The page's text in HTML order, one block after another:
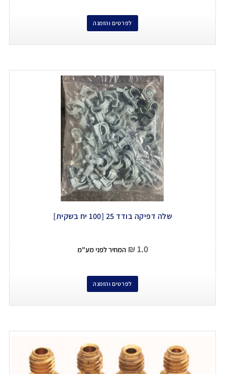
לפרטים והזמנה
שלה דפיקה בודד 25 [100 יח בשקית]
₪ 1.0 המחיר לפני מע"מ
לפרטים והזמנה